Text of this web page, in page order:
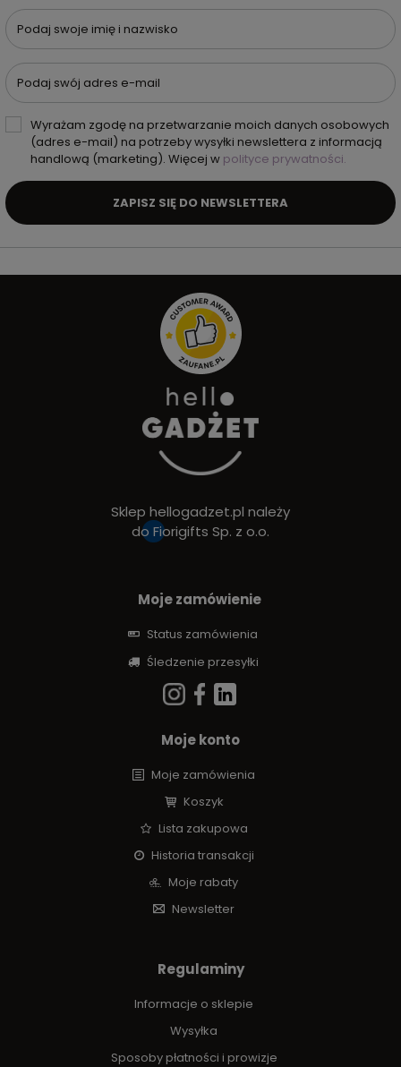
Podaj swoje imię i nazwisko
Podaj swój adres e-mail
Wyrażam zgodę na przetwarzanie moich danych osobowych
(adres e-mail) na potrzeby wysyłki newslettera z informacją
handlową (marketing). Więcej w polityce prywatności.
ZAPISZ SIĘ DO NEWSLETTERA
Sklep hellogadzet.pl należy
do Fiorigifts Sp. z o.o.
Moje zamówienie
Status zamówienia
Śledzenie przesyłki
Moje konto
Moje zamówienia
Koszyk
Lista zakupowa
Historia transakcji
Moje rabaty
Newsletter
Regulaminy
Informacje o sklepie
Wysyłka
Sposoby płatności i prowizje